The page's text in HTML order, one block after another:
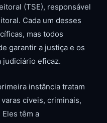
(TSE), responsável
Cada um desses
mas todos
garantir a justiça e os
judiciário eficaz.
instância tratam
cíveis, criminais,
têm a